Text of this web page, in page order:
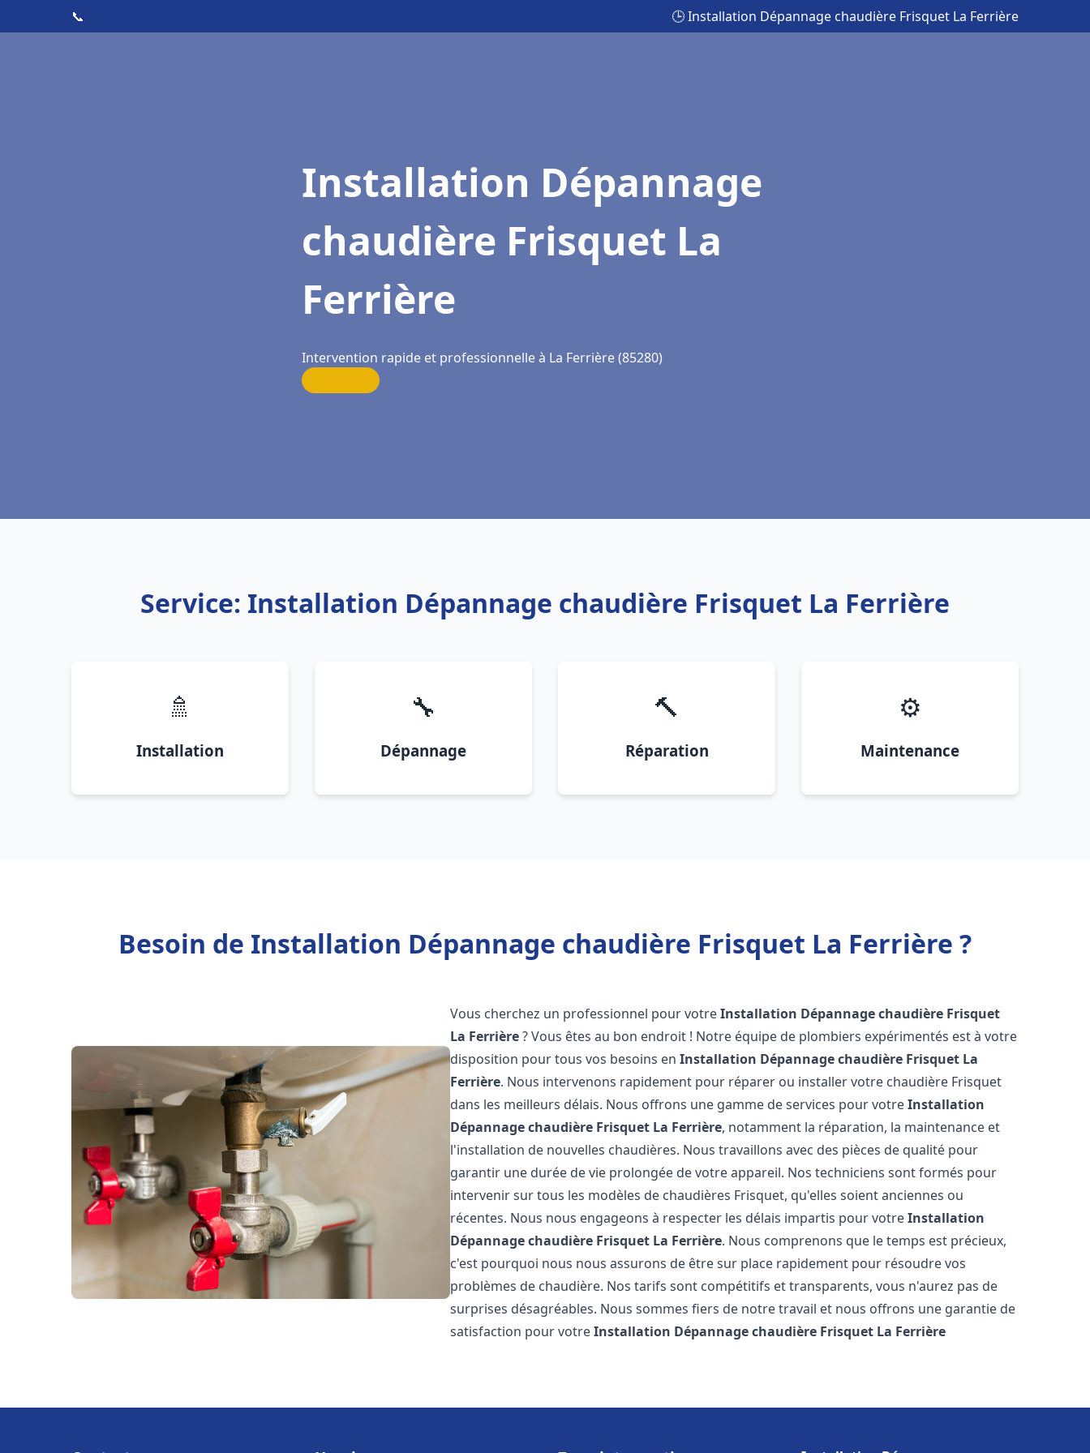
📞 🕒 Installation Dépannage chaudière Frisquet La Ferrière
Installation Dépannage
chaudière Frisquet La
Ferrière
Intervention rapide et professionnelle à La Ferrière (85280)
Service: Installation Dépannage chaudière Frisquet La Ferrière
🚿
Installation
🔧
Dépannage
🔨
Réparation
⚙️
Maintenance
Besoin de Installation Dépannage chaudière Frisquet La Ferrière ?
Vous cherchez un professionnel pour votreInstallation Dépannage chaudière Frisquet
La Ferrière? Vous êtes au bon endroit ! Notre équipe de plombiers expérimentés est à votre
disposition pour tous vos besoins enInstallation Dépannage chaudière Frisquet La
Ferrière. Nous intervenons rapidement pour réparer ou installer votre chaudière Frisquet
dans les meilleurs délais. Nous offrons une gamme de services pour votreInstallation
Dépannage chaudière Frisquet La Ferrière, notamment la réparation, la maintenance et
l'installation de nouvelles chaudières. Nous travaillons avec des pièces de qualité pour
garantir une durée de vie prolongée de votre appareil. Nos techniciens sont formés pour
intervenir sur tous les modèles de chaudières Frisquet, qu'elles soient anciennes ou
récentes. Nous nous engageons à respecter les délais impartis pour votreInstallation
Dépannage chaudière Frisquet La Ferrière. Nous comprenons que le temps est précieux,
c'est pourquoi nous nous assurons de être sur place rapidement pour résoudre vos
problèmes de chaudière. Nos tarifs sont compétitifs et transparents, vous n'aurez pas de
surprises désagréables. Nous sommes fiers de notre travail et nous offrons une garantie de
satisfaction pour votreInstallation Dépannage chaudière Frisquet La Ferrière